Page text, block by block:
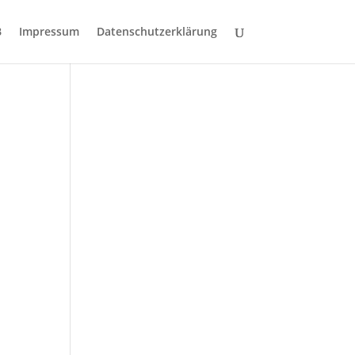
Impressum Datenschutzerklärung